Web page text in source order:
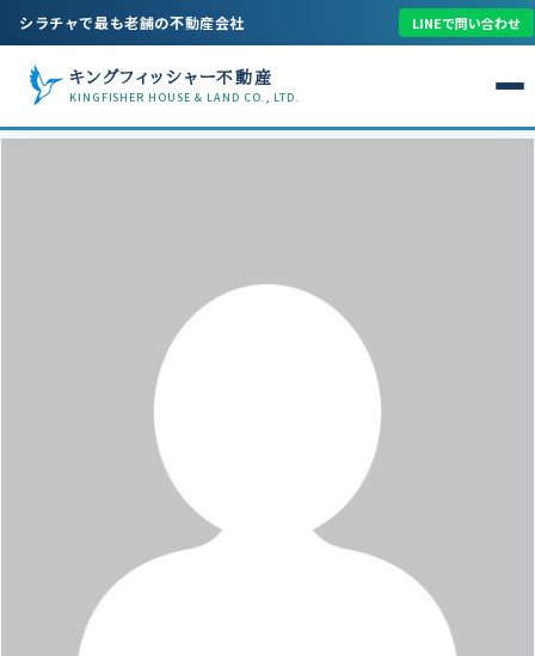
シラチャで最も老舗の不動産会社 LINEで問い合わせ
キングフィッシャー不動産
KINGFISHER HOUSE & LAND CO., LTD.